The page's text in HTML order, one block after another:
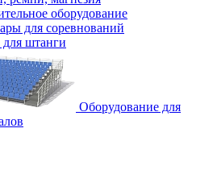
оборудование
для соревнований
штанги
Оборудование для